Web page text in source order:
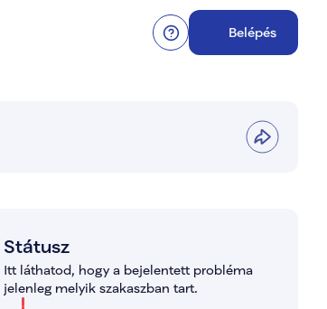
Belépés
Státusz
Itt láthatod, hogy a bejelentett probléma
jelenleg melyik szakaszban tart.